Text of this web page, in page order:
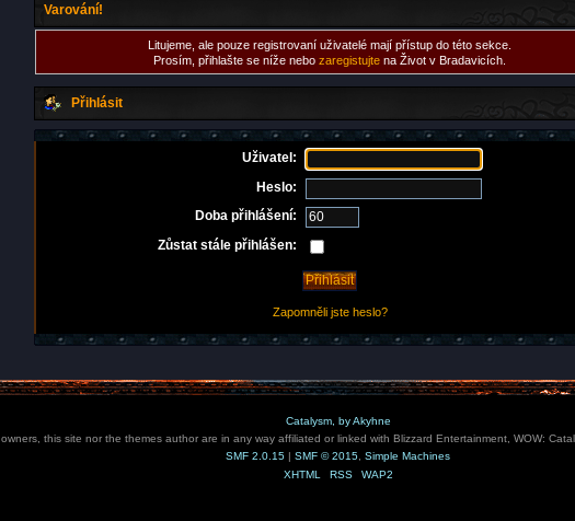
Varování!
Litujeme, ale pouze registrovaní uživatelé mají přístup do této sekce.
Prosím, přihlašte se níže nebo zaregistujte na Život v Bradavicích.
Přihlásit
Uživatel:
Heslo:
Doba přihlášení:
Zůstat stále přihlášen:
Zapomněli jste heslo?
Catalysm, by Akyhne
this site nor the themes author are in any way affiliated or linked with Blizzard Entertainment, WOW:
SMF 2.0.15 | SMF © 2015 Simple Machines
XHTML
RSS WAP2